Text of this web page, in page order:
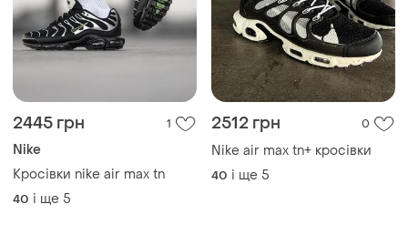
2445 грн 1
Nike
Кросівки nike air max tn
40 і ще 5
2512 грн 0
Nike air max tn+ кросівки
40 і ще 5